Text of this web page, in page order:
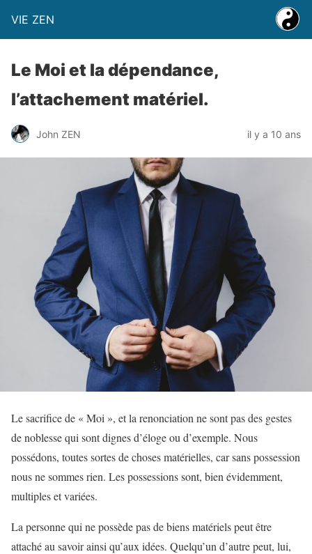
VIE ZEN
Le Moi et la dépendance,
l’attachement matériel.
John ZEN il y a 10 ans
Le sacrifice de « Moi », et la renonciation ne sont pas des gestes
de noblesse qui sont dignes d’éloge ou d’exemple. Nous
possédons, toutes sortes de choses matérielles, car sans possession
nous ne sommes rien. Les possessions sont, bien évidemment,
multiples et variées.
La personne qui ne possède pas de biens matériels peut être
attaché au savoir ainsi qu’aux idées. Quelqu’un d’autre peut, lui,